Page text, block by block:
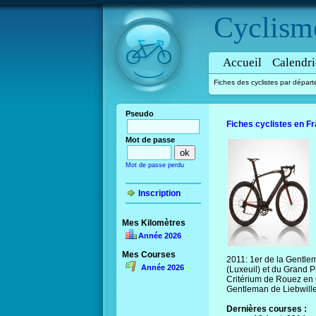
Accueil
Fiches des cyclistes par
Pseudo
Mot de passe
Mot de passe perdu
Inscription
Mes Kilomètres
Année 2026
Mes Courses
Année 2026
Fiches cyclistes en
2011: 1er de la
(Luxeuil) et du Grand
Critérium de Rouez
Gentleman de
Dernières courses :